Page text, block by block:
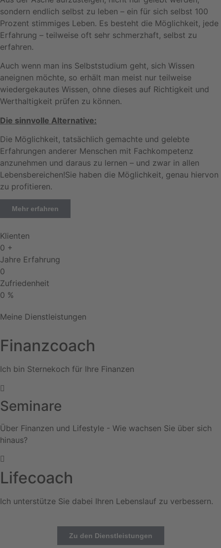
sondern endlich selbst zu leben – ein für sich selbst 100
Prozent stimmiges Leben. Es besteht die Möglichkeit, jede
Erfahrung – teilweise oft sehr schmerzhaft, selbst zu
erfahren.
Auch wenn man ins Selbststudium geht, sich Wissen
aneignen möchte, so erhält man meist nur teilweise
wiedergekautes Wissen, ohne dieses auf Richtigkeit und
Werthaltigkeit prüfen zu können.
Die sinnvolle Alternative:
Die Möglichkeit, tatsächlich gemachte und gelebte
Erfahrungen anderer Menschen mit Fachkompetenz
anzunehmen und daraus zu lernen – und zwar in allen
Lebensbereichen!Sie haben die Möglichkeit, genau hiervon
zu profitieren.
Mehr erfahren
Klienten
0 +
Jahre Erfahrung
0
Zufriedenheit
0 %
Meine Dienstleistungen
Finanzcoach
Ich bin Sternekoch für Ihre Finanzen
Seminare
Über Finanzen und Lifestyle - Wie wachsen Sie über sich
hinaus?​
Lifecoach
Ich unterstütze Sie dabei Ihren Lebenslauf zu verbessern.
Zu den Dienstleistungen